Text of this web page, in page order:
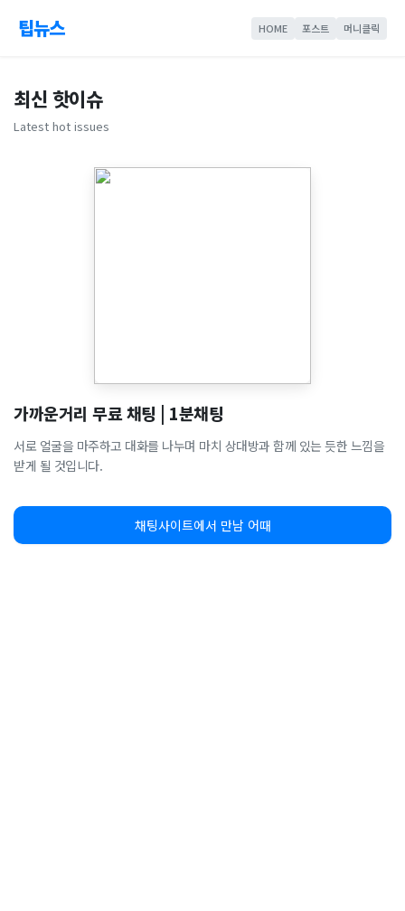
팁뉴스 HOME 포스트 머니클릭
최신 핫이슈
Latest hot issues
가까운거리 무료 채팅 | 1분채팅
서로 얼굴을 마주하고 대화를 나누며 마치 상대방과 함께 있는 듯한 느낌을
받게 될 것입니다.
채팅사이트에서 만남 어때